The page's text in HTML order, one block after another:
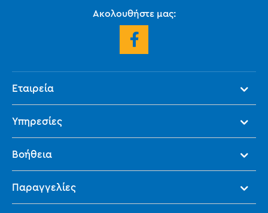
Ακολουθήστε μας:
Εταιρεία
Υπηρεσίες
Βοήθεια
Παραγγελίες